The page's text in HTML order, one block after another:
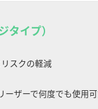
タイプ）
スクの軽減
ザーで何度でも使用